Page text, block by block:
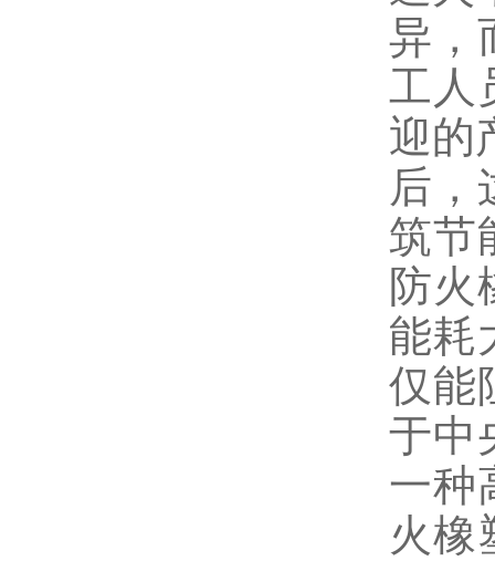
异，
工人
迎的
后，
筑节
防火
能耗
仅能
于中
一种
火橡